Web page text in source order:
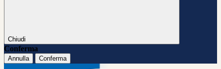
Chiudi
Conferma
Annulla Conferma